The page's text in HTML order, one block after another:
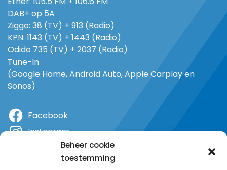
Beheer cookie
toestemming
DAB+ op 5A
Ziggo: 38 (TV) + 913 (Radio)
KPN: 1143 (TV) + 1443 (Radio)
Odido 735 (TV) + 2037 (Radio)
Tune-In
(Google Home, Android Auto, Apple Carplay en
Sonos)
Facebook
Instagram
YouTube